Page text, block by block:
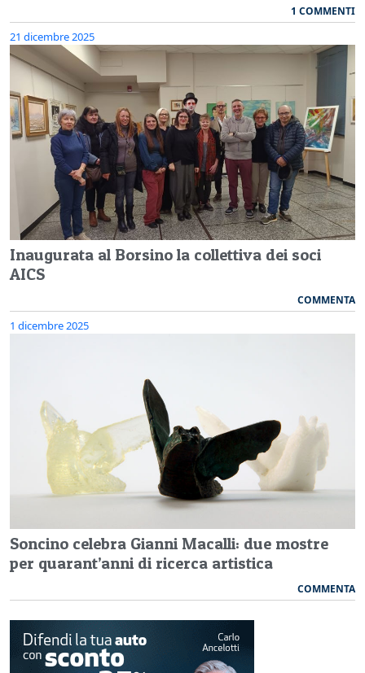
1 COMMENTI
21 dicembre 2025
Inaugurata al Borsino la collettiva dei soci
AICS
COMMENTA
1 dicembre 2025
Soncino celebra Gianni Macalli: due mostre
per quarant’anni di ricerca artistica
COMMENTA